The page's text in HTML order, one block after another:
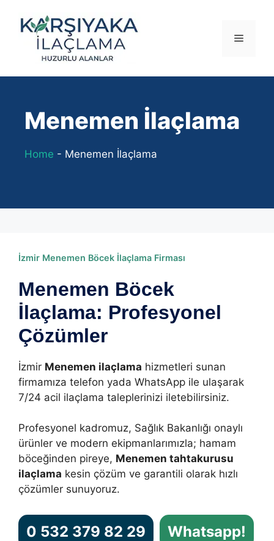
Menü
Menemen İlaçlama
Home - Menemen İlaçlama
İzmir Menemen Böcek İlaçlama Firması
Menemen Böcek
İlaçlama: Profesyonel
Çözümler
İzmir Menemen ilaçlama hizmetleri sunan
firmamıza telefon yada WhatsApp ile ulaşarak
7/24 acil ilaçlama taleplerinizi iletebilirsiniz.
Profesyonel kadromuz, Sağlık Bakanlığı onaylı
ürünler ve modern ekipmanlarımızla; hamam
böceğinden pireye, Menemen tahtakurusu
ilaçlama kesin çözüm ve garantili olarak hızlı
çözümler sunuyoruz.
0 532 379 82 29 Whatsapp!